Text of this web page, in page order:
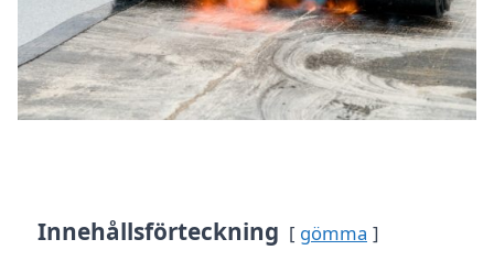
Innehållsförteckning gömma